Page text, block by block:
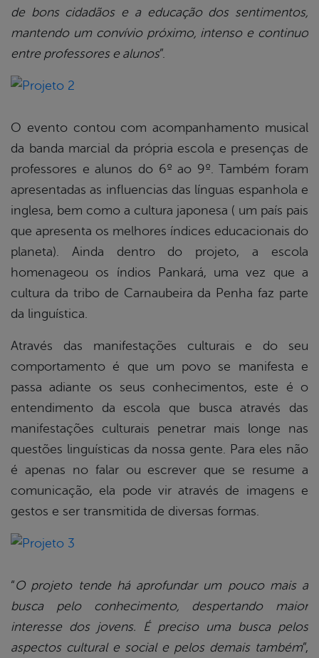
de bons cidadãos e a educação dos sentimentos,
mantendo um convívio próximo, intenso e continuo
entre professores e alunos”.
O evento contou com acompanhamento musical
da banda marcial da própria escola e presenças de
professores e alunos do 6º ao 9º. Também foram
apresentadas as influencias das línguas espanhola e
inglesa, bem como a cultura japonesa ( um país pais
que apresenta os melhores índices educacionais do
planeta). Ainda dentro do projeto, a escola
homenageou os índios Pankará, uma vez que a
cultura da tribo de Carnaubeira da Penha faz parte
da linguística.
Através das manifestações culturais e do seu
comportamento é que um povo se manifesta e
passa adiante os seus conhecimentos, este é o
entendimento da escola que busca através das
manifestações culturais penetrar mais longe nas
questões linguísticas da nossa gente. Para eles não
é apenas no falar ou escrever que se resume a
comunicação, ela pode vir através de imagens e
gestos e ser transmitida de diversas formas.
“O projeto tende há aprofundar um pouco mais a
busca pelo conhecimento, despertando maior
interesse dos jovens. É preciso uma busca pelos
aspectos cultural e social e pelos demais também”,